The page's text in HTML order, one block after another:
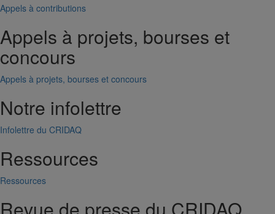
Appels à contributions
Appels à projets, bourses et
concours
Appels à projets, bourses et concours
Notre infolettre
Infolettre du CRIDAQ
Ressources
Ressources